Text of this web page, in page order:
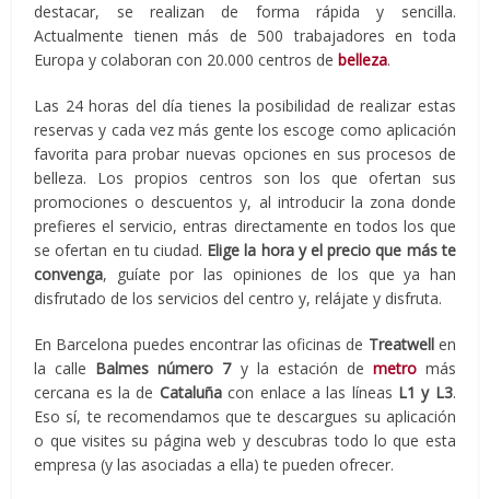
destacar, se realizan de forma rápida y sencilla.
Actualmente tienen más de 500 trabajadores en toda
Europa y colaboran con 20.000 centros de belleza.
Las 24 horas del día tienes la posibilidad de realizar estas
reservas y cada vez más gente los escoge como aplicación
favorita para probar nuevas opciones en sus procesos de
belleza. Los propios centros son los que ofertan sus
promociones o descuentos y, al introducir la zona donde
prefieres el servicio, entras directamente en todos los que
se ofertan en tu ciudad. Elige la hora y el precio que más te
convenga, guíate por las opiniones de los que ya han
disfrutado de los servicios del centro y, relájate y disfruta.
En Barcelona puedes encontrar las oficinas de Treatwellen
la calle Balmes número 7y la estación de metromás
cercana es la de Cataluñacon enlace a las líneas L1 y L3.
Eso sí, te recomendamos que te descargues su aplicación
o que visites su página web y descubras todo lo que esta
empresa (y las asociadas a ella) te pueden ofrecer.